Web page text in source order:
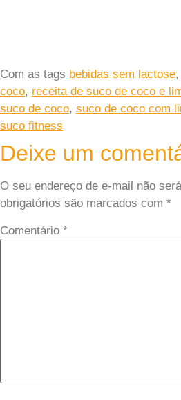
Com as tags bebidas sem lactose,
coco, receita de suco de coco e
suco de coco, suco de coco com
suco fitness
Deixe um
O seu endereço de e-mail não
obrigatórios são marcados com *
Comentário *